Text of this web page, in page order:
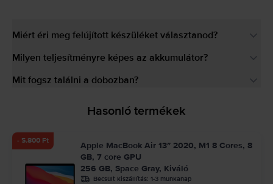
Miért éri meg felújított készüléket választanod?
Milyen teljesítményre képes az akkumulátor?
Mit fogsz találni a dobozban?
Hasonló termékek
- 5.800 Ft
Apple MacBook Air 13″ 2020, M1 8 Cores, 8
GB, 7 core GPU
256 GB, Space Gray, Kiváló
Becsült kiszállítás: 1-3 munkanap